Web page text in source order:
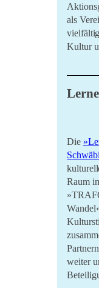
als
Kultur
Die
Raum
weiter